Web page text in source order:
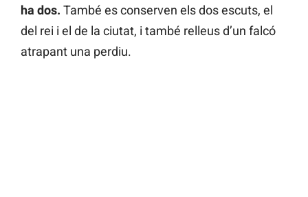
ha dos. També es conserven els dos escuts, el
del rei i el de la ciutat, i també relleus d’un falcó
atrapant una perdiu.